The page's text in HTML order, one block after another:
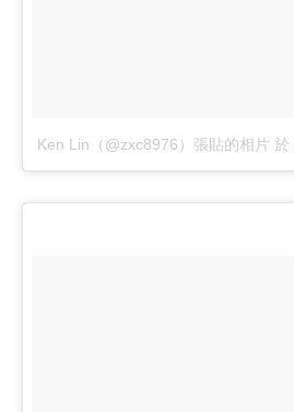
Ken Lin（@zxc8976）張貼的相片 於